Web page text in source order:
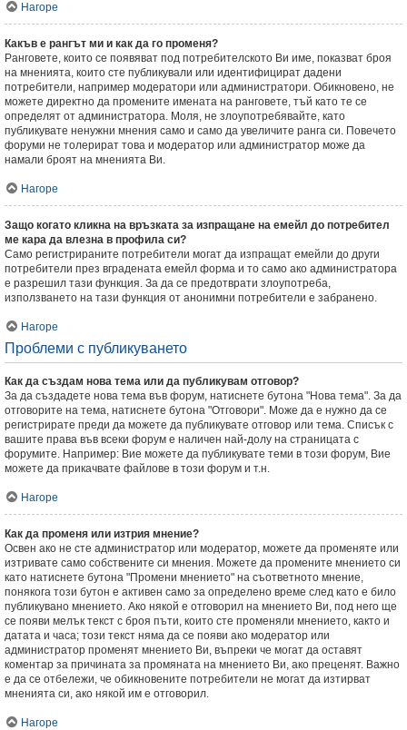
Нагоре
Какъв е рангът ми и как да го променя?
Ранговете, които се появяват под потребителското Ви име, показват броя
на мненията, които сте публикували или идентифицират дадени
потребители, например модератори или администратори. Обикновено, не
можете директно да промените имената на ранговете, тъй като те се
определят от администратора. Моля, не злоупотребявайте, като
публикувате ненужни мнения само и само да увеличите ранга си. Повечето
форуми не толерират това и модератор или администратор може да
намали броят на мненията Ви.
Нагоре
Защо когато кликна на връзката за изпращане на емейл до потребител
ме кара да влезна в профила си?
Само регистрираните потребители могат да изпращат емейли до други
потребители през вградената емейл форма и то само ако администратора
е разрешил тази функция. За да се предотврати злоупотреба,
използването на тази функция от анонимни потребители е забранено.
Нагоре
Проблеми с публикуването
Как да създам нова тема или да публикувам отговор?
За да създадете нова тема във форум, натиснете бутона "Нова тема". За да
отговорите на тема, натиснете бутона "Отговори". Може да е нужно да се
регистрирате преди да можете да публикувате отговор или тема. Списък с
вашите права във всеки форум е наличен най-долу на страницата с
форумите. Например: Вие можете да публикувате теми в този форум, Вие
можете да прикачвате файлове в този форум и т.н.
Нагоре
Как да променя или изтрия мнение?
Освен ако не сте администратор или модератор, можете да променяте или
изтривате само собствените си мнения. Можете да промените мнението си
като натиснете бутона "Промени мнението" на съответното мнение,
понякога този бутон е активен само за определено време след като е било
публикувано мнението. Ако някой е отговорил на мнението Ви, под него ще
се появи мелък текст с броя пъти, които сте променяли мнението, както и
датата и часа; този текст няма да се появи ако модератор или
администратор променят мнението Ви, въпреки че могат да оставят
коментар за причината за промяната на мнението Ви, ако преценят. Важно
е да се отбележи, че обикновените потребители не могат да изтирват
мненията си, ако някой им е отговорил.
Нагоре